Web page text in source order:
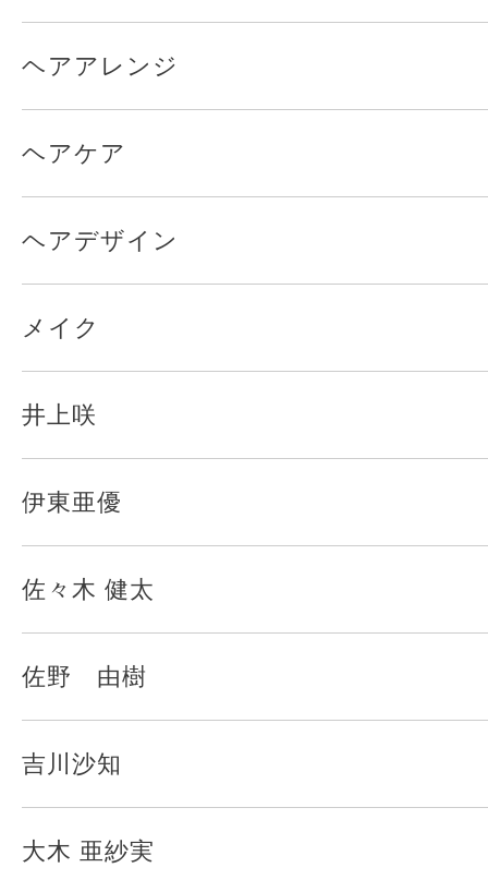
ヘアアレンジ
ヘアケア
ヘアデザイン
メイク
井上咲
伊東亜優
佐々木 健太
佐野 由樹
吉川沙知
大木 亜紗実